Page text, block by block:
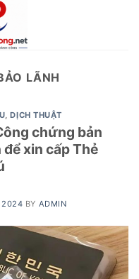
LÃNH
,DỊCH THUẬT
chứng bản
xin cấp Thẻ
2024 BY ADMIN